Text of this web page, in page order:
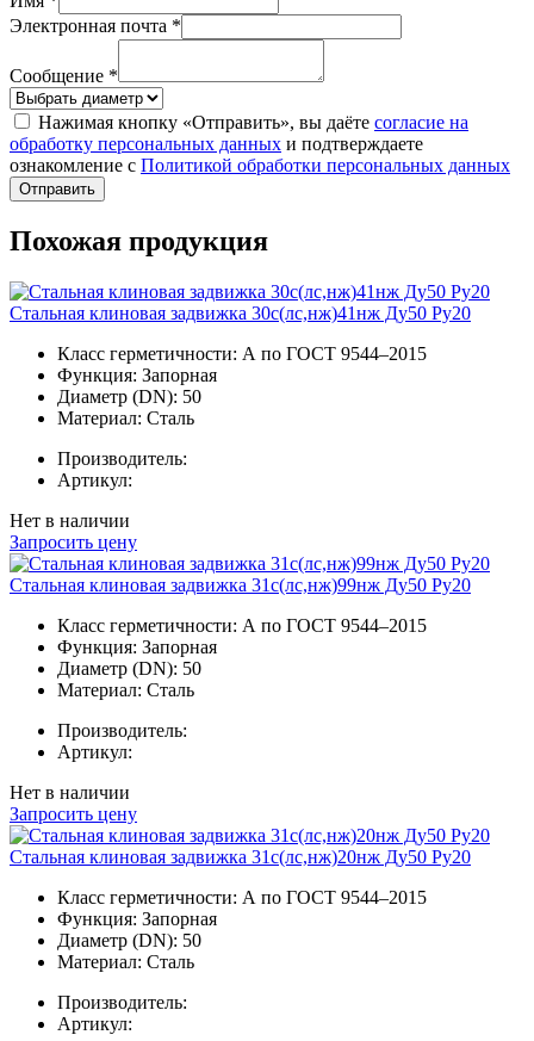
Электронная почта *
Сообщение *
Нажимая кнопку «Отправить», вы даёте согласие на
обработку персональных данных и подтверждаете
ознакомление с Политикой обработки персональных данных
Отправить
Похожая продукция
Стальная клиновая задвижка 30с(лс,нж)41нж Ду50 Ру20
Класс герметичности: А по ГОСТ 9544–2015
Функция: Запорная
Диаметр (DN): 50
Материал: Сталь
Производитель:
Артикул:
Нет в наличии
Запросить цену
Стальная клиновая задвижка 31с(лс,нж)99нж Ду50 Ру20
Класс герметичности: А по ГОСТ 9544–2015
Функция: Запорная
Диаметр (DN): 50
Материал: Сталь
Производитель:
Артикул:
Нет в наличии
Запросить цену
Стальная клиновая задвижка 31с(лс,нж)20нж Ду50 Ру20
Класс герметичности: А по ГОСТ 9544–2015
Функция: Запорная
Диаметр (DN): 50
Материал: Сталь
Производитель:
Артикул: